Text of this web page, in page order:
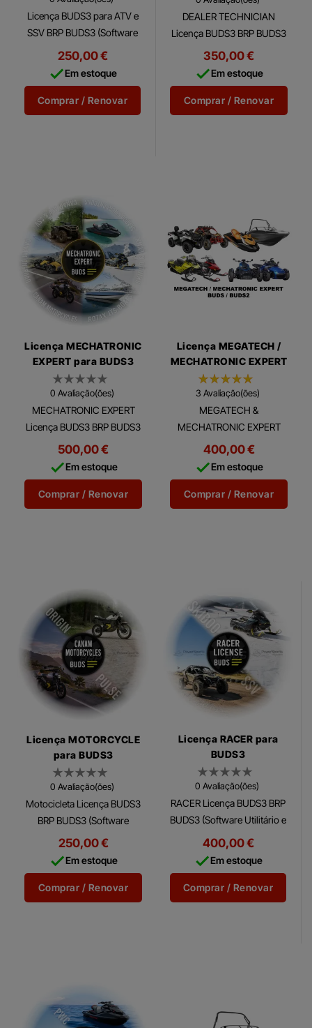
Licença BUDS3 para ATV e
SSV BRP BUDS3 (Software
Utilitário e de Diagnóstico
BRP) é um software de
diagnóstico multilíngue
completo que permite...
250,00 €
Em estoque
Comprar / Renovar
DEALER TECHNICIAN
Licença BUDS3 BRP BUDS3
(Software Utilitário e de
Diagnóstico BRP) é um
software de diagnóstico
multilíngue completo que
permite...
350,00 €
Em estoque
Comprar / Renovar
Licença MECHATRONIC
EXPERT para BUDS3
0 Avaliação(ões)
MECHATRONIC EXPERT
Licença BUDS3 BRP BUDS3
(Software Utilitário e de
Diagnóstico BRP) é um
software de diagnóstico
multilíngue completo que
permite...
500,00 €
Em estoque
Comprar / Renovar
Licença MEGATECH /
MECHATRONIC EXPERT
para BUDS / BUDS2
3 Avaliação(ões)
MEGATECH &
MECHATRONIC EXPERT
Licenças BUDS / BUDS2
BUDS / BUDS2 ( Software
BRP Utilitário e de
Diagnóstico) é um software
multi-idioma de...
400,00 €
Em estoque
Comprar / Renovar
Licença MOTORCYCLE
para BUDS3
0 Avaliação(ões)
Motocicleta Licença BUDS3
BRP BUDS3 (Software
Utilitário e de Diagnóstico
BRP) é um software de
diagnóstico multilíngue
completo que permite
acesso...
250,00 €
Em estoque
Comprar / Renovar
Licença RACER para
BUDS3
0 Avaliação(ões)
RACER Licença BUDS3 BRP
BUDS3 (Software Utilitário e
de Diagnóstico BRP) é um
software de diagnóstico
multilíngue completo que
permite acesso aos...
400,00 €
Em estoque
Comprar / Renovar